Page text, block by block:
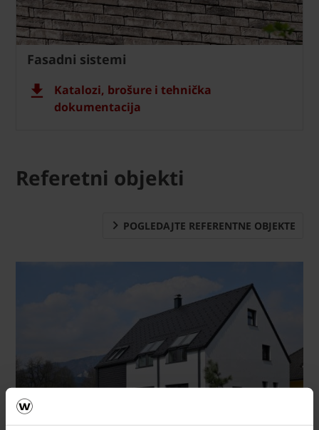
Fasadni sistemi
Katalozi, brošure i tehnička
dokumentacija
Referetni objekti
POGLEDAJTE REFERENTNE OBJEKTE